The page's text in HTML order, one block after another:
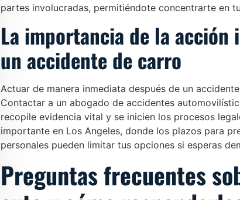
partes involucradas, permitiéndote concentrarte en
La importancia de la acción
un accidente de carro
Actuar de manera inmediata después de un
Contactar a un abogado de accidentes
recopile evidencia vital y se inicien los procesos
importante en Los Angeles, donde los plazos para
personales pueden limitar tus opciones si esperas
Preguntas frecuentes